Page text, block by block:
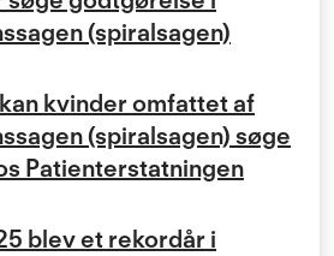
(spiralsagen)
kvinder omfattet af
(spiralsagen) søge
Patienterstatningen
blev et rekordår i